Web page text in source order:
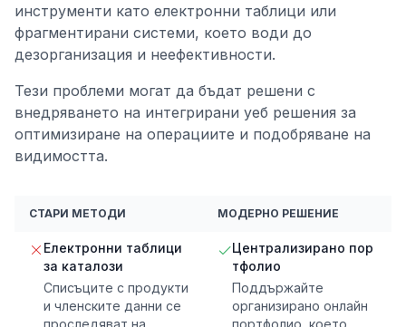
инструменти като електронни таблици или
фрагментирани системи, което води до
дезорганизация и неефективности.
Тези проблеми могат да бъдат решени с
внедряването на интегрирани уеб решения за
оптимизиране на операциите и подобряване на
видимостта.
СТАРИ МЕТОДИ МОДЕРНО РЕШЕНИЕ
Електронни таблици
за каталози
Списъците с продукти
и членските данни се
Централизирано пор
тфолио
Поддържайте
организирано онлайн